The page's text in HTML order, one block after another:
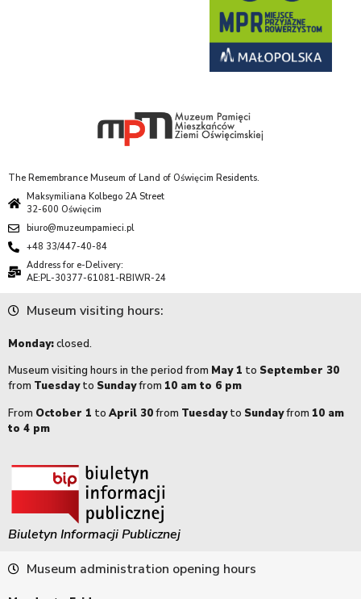
The Remembrance Museum of Land of Oświęcim Residents.
Maksymiliana Kolbego 2A Street
32-600 Oświęcim
biuro@muzeumpamieci.pl
+48 33/447-40-84
Address for e-Delivery:
AE:PL-30377-61081-RBIWR-24
Museum visiting hours:
Monday:closed.
Museum visiting hours in the period from May 1 to September 30
from Tuesdayto Sundayfrom 10 am to 6 pm
From October 1 to April 30from Tuesdayto Sundayfrom 10 am
to 4 pm
Biuletyn Informacji Publicznej
Museum administration opening hours